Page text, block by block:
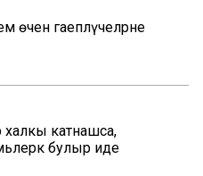
өчен гаепләүчеләрне
халкы катнашса,
булыр иде